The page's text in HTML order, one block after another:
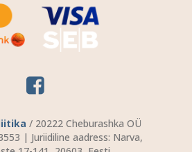
/ 20222 Cheburashka OÜ
| Juriidiline aadress: Narva,